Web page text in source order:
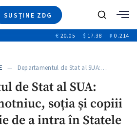
SUSȚINE ZDG
Ştiri
Video
Special
Blog
ZdGust
€ 20.05 $ 17.38 ₽ 0.214
— Departamentul de Stat al SUA:…
de Stat al SUA:
soția și copiii
de a intra în Statele